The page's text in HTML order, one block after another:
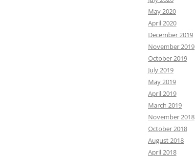
May 2020
April 2020
December 2019
November 2019
October 2019
July 2019
May 2019
April 2019
March 2019
November 2018
October 2018
August 2018
April 2018